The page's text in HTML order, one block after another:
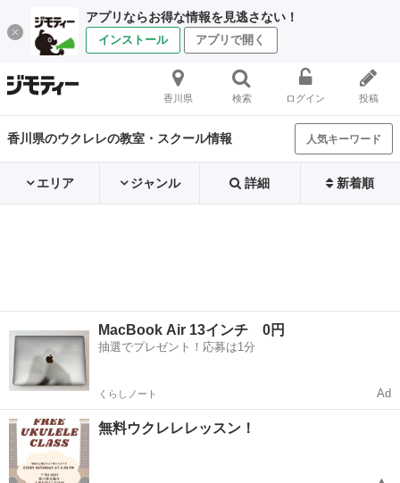
アプリならお得な情報を見逃さない！
インストール アプリで開く
香川県 検索 ログイン 投稿
香川県のウクレレの教室・スクール情報 人気キーワード
エリア ジャンル 詳細 新着順
MacBook Air 13インチ 0円
抽選でプレゼント！応募は1分
くらしノート Ad
無料ウクレレレッスン！